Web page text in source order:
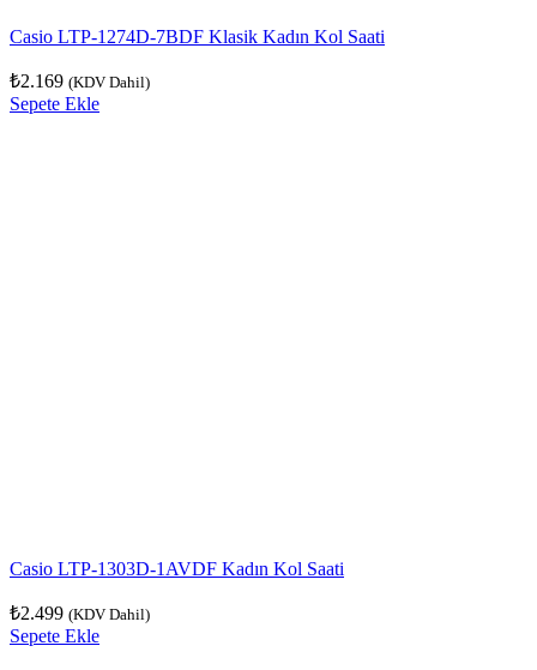
Casio LTP-1274D-7BDF Klasik Kadın Kol Saati
₺2.169 (KDV Dahil)
Sepete Ekle
Casio LTP-1303D-1AVDF Kadın Kol Saati
₺2.499 (KDV Dahil)
Sepete Ekle